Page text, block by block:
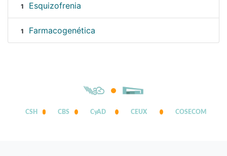
1 Esquizofrenia
1 Farmacogenética
CSH CBS CyAD CEUX COSECOM